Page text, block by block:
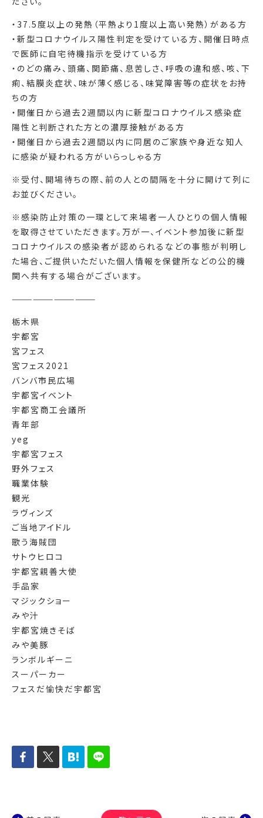
・37.5度以上の発熱（平熱より1度以上高い発熱）がある方
・新型コロナウイルス陽性判定を受けている方、開催日時点
で医師に自宅待機指示を受けている方
・のどの痛み、頭痛、関節痛、息苦しさ、呼吸の違和感、咳、下
痢、結膜炎症状、味が薄く感じる、味覚障害等の症状をお持
ちの方
・開催日から過去2週間以内に新型コロナウイルス感染症
陽性と判断された方との濃厚接触がある方
・開催日から過去2週間以内に同居のご家族や身近な知人
に感染が疑われる方がいらっしゃる方
※受付、開場待ちの際、前の人との間隔を十分に開けて列に
お並びください。
※感染防止対策の一環として来場者一人ひとりの個人情報
を取得させていただきます。万が一、イベント参加後に新型
コロナウイルスの感染者が認められるなどの事態が判明し
た場合、ご提供いただいた個人情報を保健所などの公的機
関へ共有する場合がございます。
————————————
栃木県
宇都宮
宮フェス
宮フェス2021
バンバ市民広場
宇都宮イベント
宇都宮商工会議所
青年部
yeg
宇都宮フェス
野外フェス
職業体験
観光
ラヴィンズ
ご当地アイドル
歌う海賊団
サトウヒロコ
宇都宮親善大使
手品家
マジックショー
みや汁
宇都宮焼きそば
みや美豚
ランボルギーニ
スーパーカー
フェスだ愉快だ宇都宮